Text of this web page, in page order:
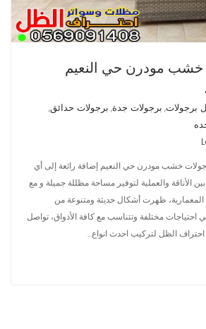
خشب مودرن حي النعيم
برجولات, برجولات جدة, برجولات حدائق,
خشب مودرن حي النعيم إضافة رائعة إلى أي
الأناقة والعملية لتوفير مساحة مظللة جميلة و مع
ظهرت أشكال حديثة ومتنوعة من
احتياجات مختلفة وتتناسب مع كافة الأذواق، تواصل
الظل لتركيب احدث انواع…